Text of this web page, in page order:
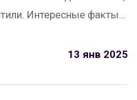
Интересные факты
выбор кровати,
Также расскажем о
идеальную
13 янв 2025